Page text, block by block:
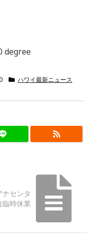
degree
ハワイ最新ニュース
センタ
臨時休業